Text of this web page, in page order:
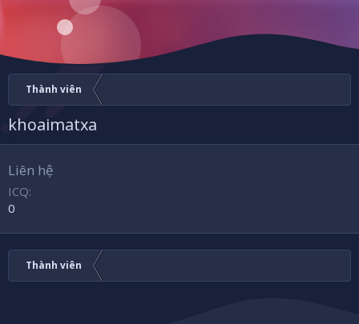
Thành viên
khoaimatxa
Liên hệ
ICQ
0
Thành viên